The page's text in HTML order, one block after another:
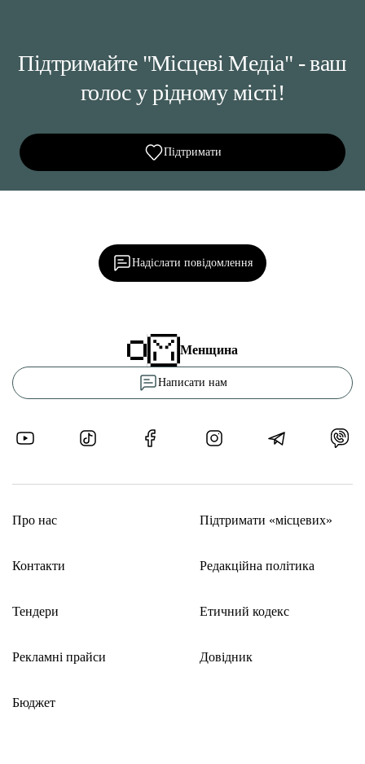
Підтримайте "Місцеві Медіа" - ваш
голос у рідному місті!
Підтримати
Надіслати повідомлення
Менщина
Написати нам
Про нас
Контакти
Тендери
Рекламні прайси
Бюджет
Підтримати «місцевих»
Редакційна політика
Етичний кодекс
Довідник